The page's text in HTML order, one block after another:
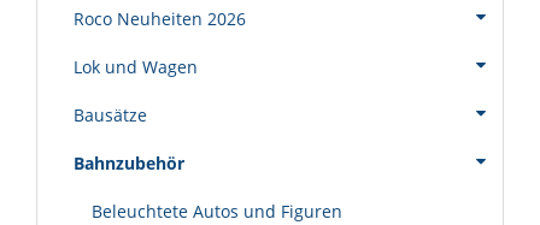
Roco Neuheiten 2026
Lok und Wagen
Bausätze
Bahnzubehör
Beleuchtete Autos und Figuren